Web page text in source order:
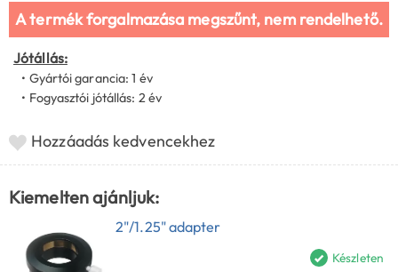
A termék forgalmazása megszűnt, nem rendelhető.
Jótállás:
• Gyártói garancia: 1 év
• Fogyasztói jótállás: 2 év
Hozzáadás kedvencekhez
Kiemelten ajánljuk:
2"/1.25" adapter
Készleten